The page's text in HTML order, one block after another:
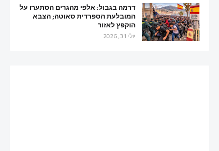
דרמה בגבול: אלפי מהגרים הסתערו על
המובלעת הספרדית סאוטה; הצבא
הוקפץ לאזור
יולי 31, 2026